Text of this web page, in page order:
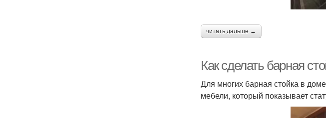
читать дальше →
Как сделать барная
Для многих барная стойка в
мебели, который показывает